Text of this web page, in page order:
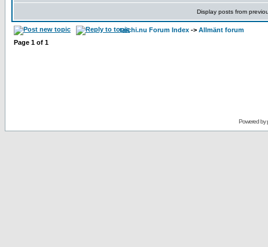
Display posts from
taichi.nu Forum Index -> Allmänt forum
Page 1 of 1
Powered by